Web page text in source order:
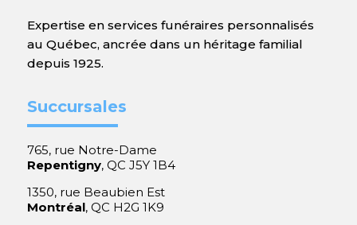
Expertise en services funéraires personnalisés
au Québec, ancrée dans un héritage familial
depuis 1925.
Succursales
765, rue Notre-Dame
Repentigny, QC J5Y 1B4
1350, rue Beaubien Est
Montréal, QC H2G 1K9